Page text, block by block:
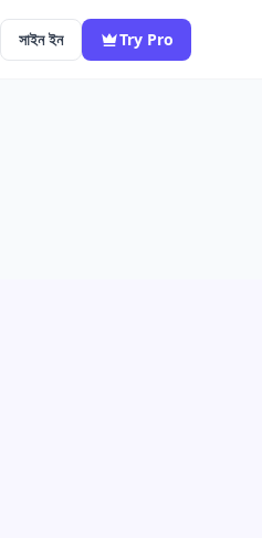
সাইন ইন Try Pro